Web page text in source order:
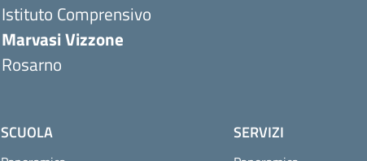
Istituto Comprensivo
Marvasi Vizzone
Rosarno
SCUOLA SERVIZI